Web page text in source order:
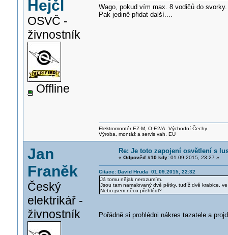
Hejčl
OSVČ -
živnostník
Offline
Wago, pokud vím max. 8 vodičů do svorky.
Pak jedině přidat další....
Elektromontér EZ-M, O-E2/A. Východní Čechy
Výroba, montáž a servis vah. EU
Jan
Franěk
Český
elektrikář -
živnostník
Re: Je toto zapojení osvětlení s
« Odpověď #10 kdy:01.09.2015, 23:27 »
Citace: David Hruda 01.09.2015, 22:32
Já tomu nějak nerozumím.
Jsou tam namalovaný dvě pětky, tudíž dvě krabice,
Nebo jsem něco přehlédl?
Pořádně si prohlédni nákres tazatele a